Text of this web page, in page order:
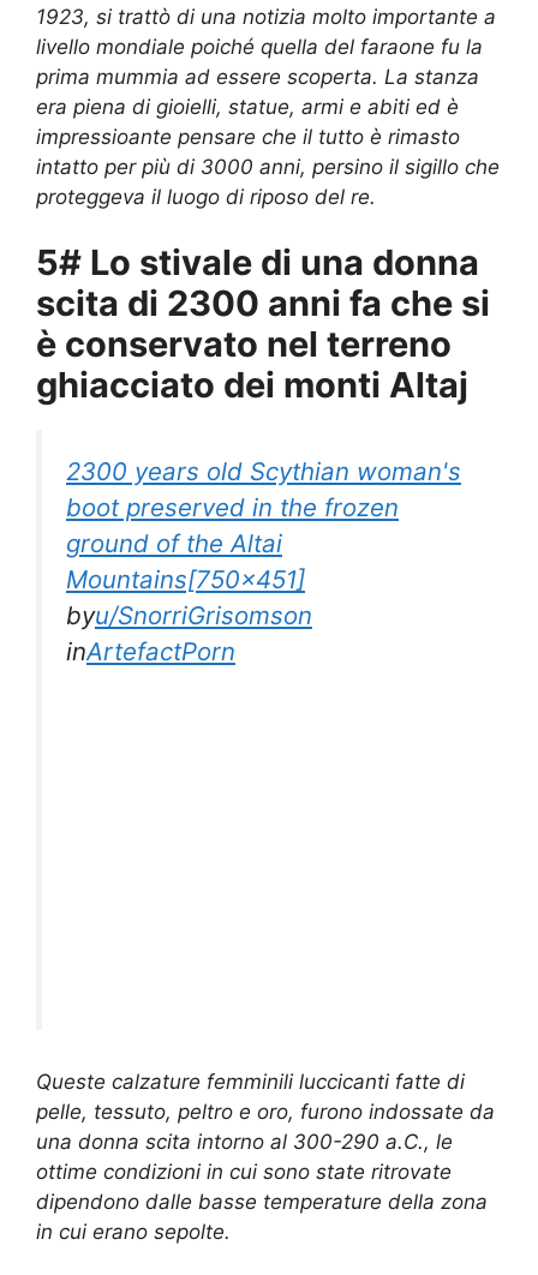
1923, si trattò di una notizia molto importante a
livello mondiale poiché quella del faraone fu la
prima mummia ad essere scoperta. La stanza
era piena di gioielli, statue, armi e abiti ed è
impressioante pensare che il tutto è rimasto
intatto per più di 3000 anni, persino il sigillo che
proteggeva il luogo di riposo del re.
5# Lo stivale di una donna
scita di 2300 anni fa che si
è conservato nel terreno
ghiacciato dei monti Altaj
2300 years old Scythian woman's
boot preserved in the frozen
ground of the Altai
Mountains[750×451]
byu/SnorriGrisomson
inArtefactPorn
Queste calzature femminili luccicanti fatte di
pelle, tessuto, peltro e oro, furono indossate da
una donna scita intorno al 300-290 a.C., le
ottime condizioni in cui sono state ritrovate
dipendono dalle basse temperature della zona
in cui erano sepolte.